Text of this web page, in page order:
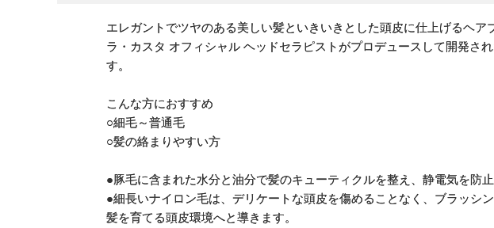
エレガントでツヤのある美しい髪といきいきとした頭皮に仕上げるヘア
ラ・カスタ オフィシャル ヘッドセラピストがプロデュースして開発さ
す。
こんな方におすすめ
○細毛～普通毛
○髪の絡まりやすい方
●豚毛に含まれた水分と油分で髪のキューティクルを整え、静電気を防
●細長いナイロン毛は、デリケートな頭皮を傷めることなく、ブラッシ
髪を育てる頭皮環境へと導きます。